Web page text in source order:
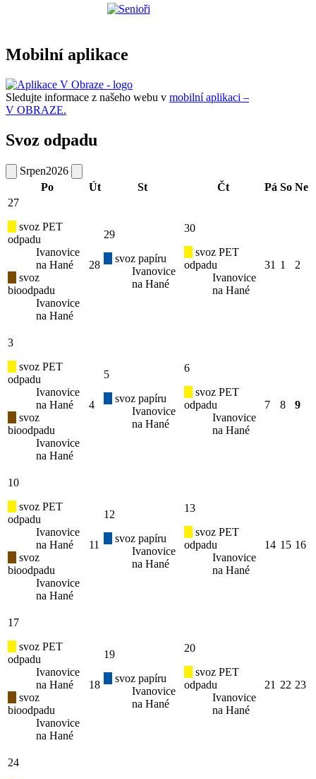
Mobilní aplikace
Sledujte informace z našeho webu v mobilní aplikaci –
V OBRAZE.
Svoz odpadu
Srpen2026
Po
Út St Čt Pá So Ne
27
svoz PET
odpadu
Ivanovice
na Hané
svoz
bioodpadu
Ivanovice
na Hané
28
29
svoz papíru
Ivanovice
na Hané
30
svoz PET
odpadu
Ivanovice
na Hané
31 1 2
3
svoz PET
odpadu
Ivanovice
na Hané
svoz
bioodpadu
Ivanovice
na Hané
4
5
svoz papíru
Ivanovice
na Hané
6
svoz PET
odpadu
Ivanovice
na Hané
7 8 9
10
svoz PET
odpadu
Ivanovice
na Hané
svoz
bioodpadu
Ivanovice
na Hané
11
12
svoz papíru
Ivanovice
na Hané
13
svoz PET
odpadu
Ivanovice
na Hané
14 15 16
17
svoz PET
odpadu
Ivanovice
na Hané
svoz
bioodpadu
Ivanovice
na Hané
18
19
svoz papíru
Ivanovice
na Hané
20
svoz PET
odpadu
Ivanovice
na Hané
21 22 23
24